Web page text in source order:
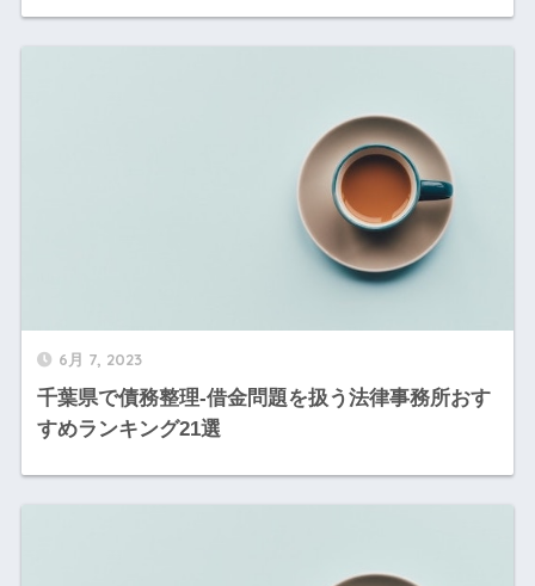
6月 7, 2023
千葉県で債務整理-借金問題を扱う法律事務所おす
すめランキング21選